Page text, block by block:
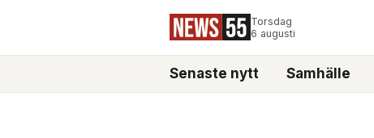
Torsdag
6 augusti
Senaste nytt Samhälle